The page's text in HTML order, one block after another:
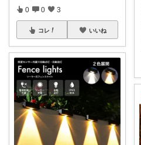
0 0 3
コレ いいね